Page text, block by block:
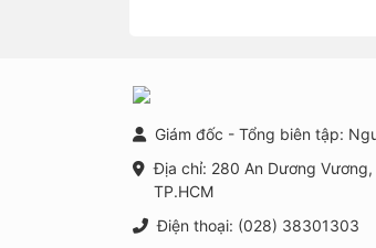
Giám đốc - Tổng biên tập:
Địa chỉ: 280 An Dương
TP.HCM
Điện thoại: (028) 38301303